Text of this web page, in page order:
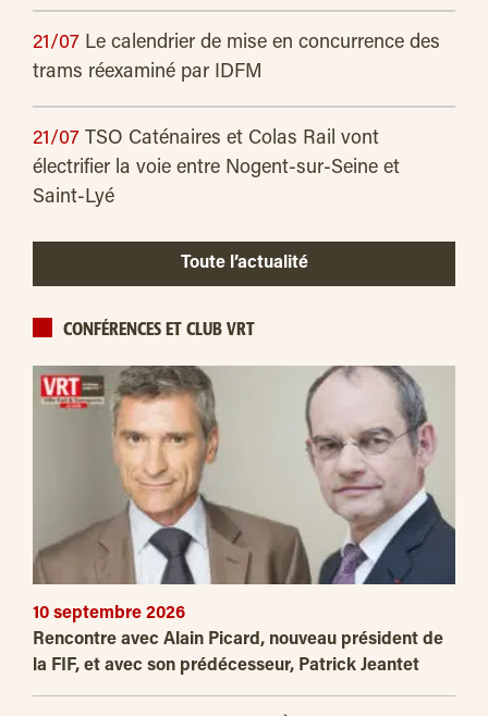
21/07 Le calendrier de mise en concurrence des
trams réexaminé par IDFM
21/07
TSO Caténaires et Colas Rail vont
électrifier la voie entre Nogent-sur-Seine et
Saint-Lyé
Toute l’actualité
CONFÉRENCES ET CLUB VRT
10 septembre 2026
Rencontre avec Alain Picard, nouveau président de
la FIF, et avec son prédécesseur, Patrick Jeantet